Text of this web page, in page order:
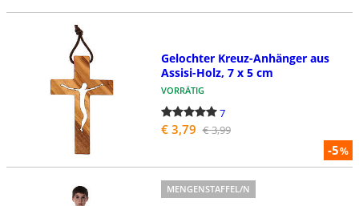
-5%
Gelochter Kreuz-Anhänger aus
Assisi-Holz, 7 x 5 cm
VORRÄTIG
7
€ 3,79 € 3,99
MENGENSTAFFEL/N